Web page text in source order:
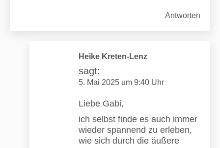
Antworten
Heike Kreten-Lenz
sagt:
5. Mai 2025 um 9:40 Uhr
Liebe Gabi,
ich selbst finde es auch immer
wieder spannend zu erleben,
wie sich durch die äußere